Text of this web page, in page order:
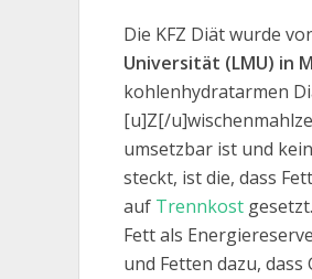
Die KFZ Diät wurde
Universität (LMU) in
kohlenhydratarmen
[u]Z[/
umsetzbar ist und
steckt, ist die, dass
auf Trennkost
Fett als
und Fetten dazu,